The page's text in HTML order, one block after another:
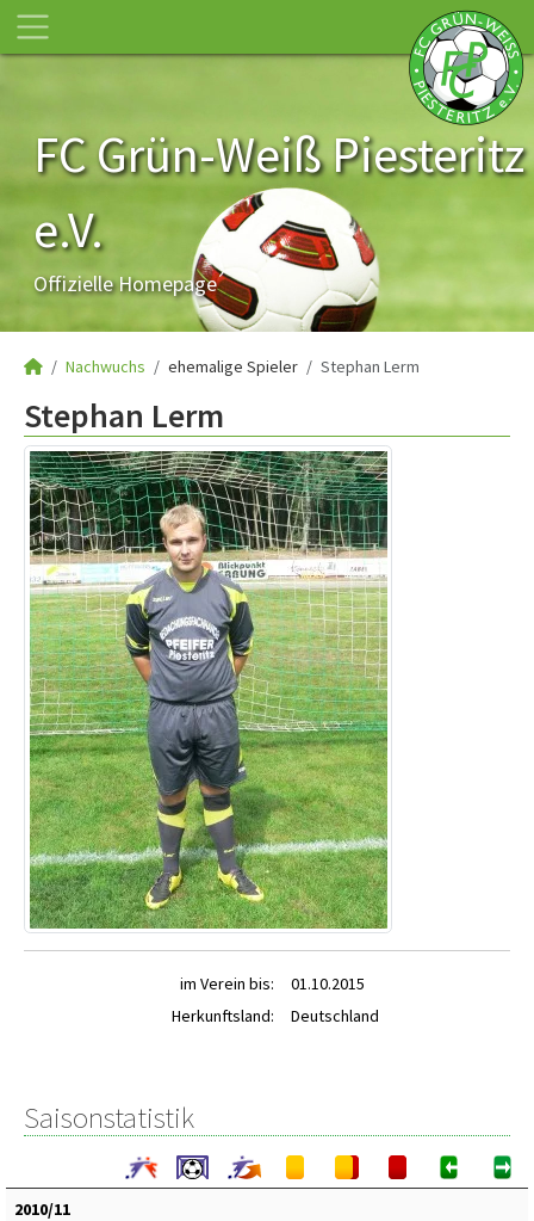
FC Grün-Weiß Piesteritz
e.V.
Offizielle Homepage
Nachwuchs ehemalige Spieler Stephan Lerm
Stephan Lerm
im Verein bis:
01.10.2015
Herkunftsland:
Deutschland
Saisonstatistik
2010/11